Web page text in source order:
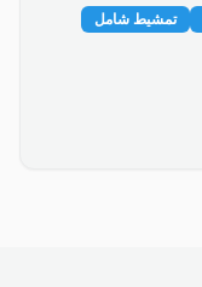
تمشيط شامل